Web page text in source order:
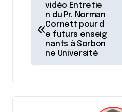
v
g
a
t
vidéo Entretie
n du Pr. Norman
Cornett pour d
e futurs enseig
nants à Sorbon
ne Université